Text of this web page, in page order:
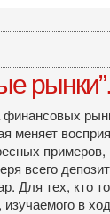
финансовых
меняет
всего
тех, кто
в